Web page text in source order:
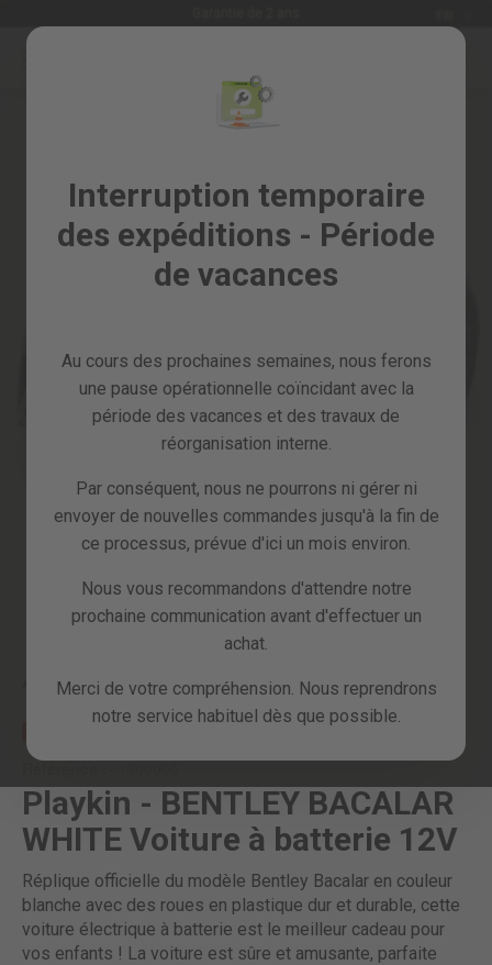
Interruption temporaire
des expéditions - Période
de vacances
Au cours des prochaines semaines, nous ferons
une pause opérationnelle coïncidant avec la
période des vacances et des travaux de
réorganisation interne.
Par conséquent, nous ne pourrons ni gérer ni
envoyer de nouvelles commandes jusqu'à la fin de
ce processus, prévue d'ici un mois environ.
Nous vous recommandons d'attendre notre
prochaine communication avant d'effectuer un
achat.
Merci de votre compréhension. Nous reprendrons
notre service habituel dès que possible.
Allez
produits
Jardin
atelier
detachees
beginning
images
BENTLEY BACALAR WHITE
Référence : 1300005
Playkin - BENTLEY BACALAR
WHITE Voiture à batterie 12V
Réplique officielle du modèle Bentley Bacalar en couleur
blanche avec des roues en plastique dur et durable, cette
voiture électrique à batterie est le meilleur cadeau pour
vos enfants ! La voiture est sûre et amusante, parfaite